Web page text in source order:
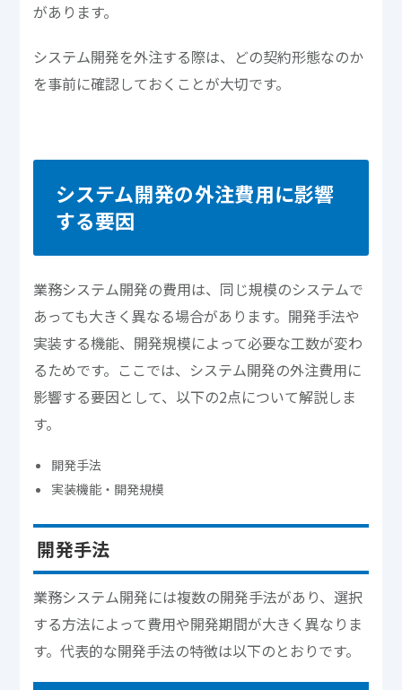
があります。
システム開発を外注する際は、どの契約形態なのか
を事前に確認しておくことが大切です。
システム開発の外注費用に影響
する要因
業務システム開発の費用は、同じ規模のシステムで
あっても大きく異なる場合があります。開発手法や
実装する機能、開発規模によって必要な工数が変わ
るためです。ここでは、システム開発の外注費用に
影響する要因として、以下の2点について解説しま
す。
開発手法
実装機能・開発規模
開発手法
業務システム開発には複数の開発手法があり、選択
する方法によって費用や開発期間が大きく異なりま
す。代表的な開発手法の特徴は以下のとおりです。